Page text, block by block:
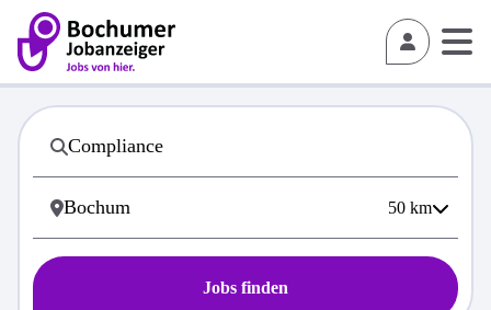
50 km
Jobs finden